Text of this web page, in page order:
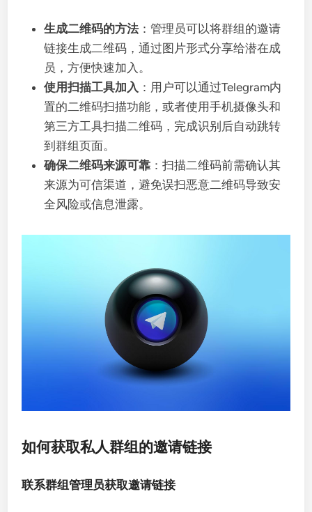
生成二维码的方法 ：管理员可以将群组的邀请
链接生成二维码，通过图片形式分享给潜在成
员，方便快速加入。
使用扫描工具加入 ：用户可以通过Telegram内
置的二维码扫描功能，或者使用手机摄像头和
第三方工具扫描二维码，完成识别后自动跳转
到群组页面。
确保二维码来源可靠 ：扫描二维码前需确认其
来源为可信渠道，避免误扫恶意二维码导致安
全风险或信息泄露。
如何获取私人群组的邀请链接
联系群组管理员获取邀请链接